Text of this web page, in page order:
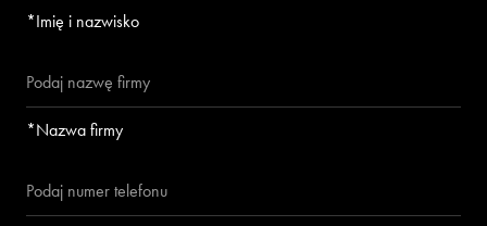
*Imię i nazwisko
*Nazwa firmy